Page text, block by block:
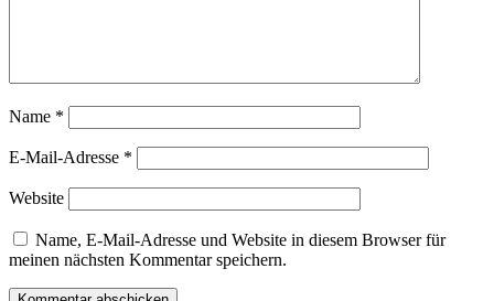
Name *
E-Mail-Adresse *
Website
Name, E-Mail-Adresse und Website in diesem Browser für
meinen nächsten Kommentar speichern.